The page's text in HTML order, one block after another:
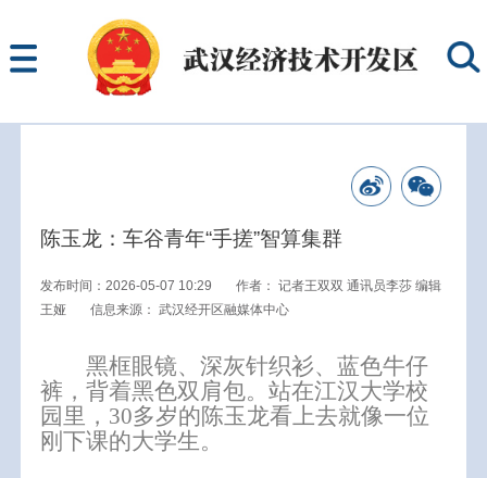
陈玉龙：车谷青年“手搓”智算集群
发布时间：2026-05-07 10:29 作者： 记者王双双 通讯员李莎 编辑
王娅
信息来源： 武汉经开区融媒体中心
黑框眼镜、深灰针织衫、蓝色牛仔
裤，背着黑色双肩包。站在江汉大学校
园里，30多岁的陈玉龙看上去就像一位
刚下课的大学生。